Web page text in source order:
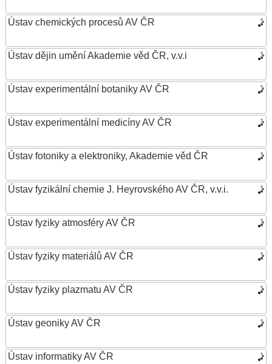
Ústav chemických procesů AV ČR
Ústav dějin umění Akademie věd ČR, v.v.i
Ústav experimentální botaniky AV ČR
Ústav experimentální medicíny AV ČR
Ústav fotoniky a elektroniky, Akademie věd ČR
Ústav fyzikální chemie J. Heyrovského AV ČR, v.v.i.
Ústav fyziky atmosféry AV ČR
Ústav fyziky materiálů AV ČR
Ústav fyziky plazmatu AV ČR
Ústav geoniky AV ČR
Ústav informatiky AV ČR